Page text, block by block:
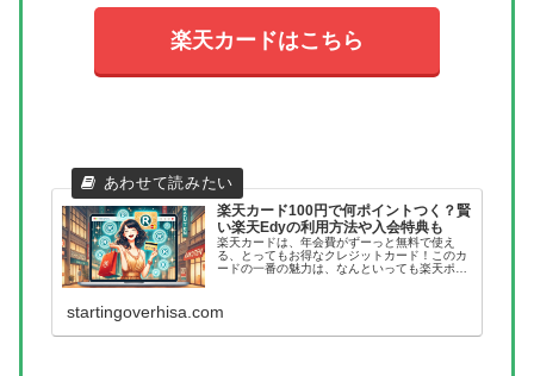
楽天カードはこちら
楽天カード100円で何ポイントつく？賢
い楽天Edyの利用方法や入会特典も
楽天カードは、年会費がずーっと無料で使え
る、とってもお得なクレジットカード！このカ
ードの一番の魅力は、なんといっても楽天ポイ
加算されるんですよね。しかも、...
startingoverhisa.com